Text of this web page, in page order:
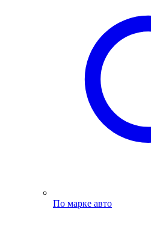
По марке авто